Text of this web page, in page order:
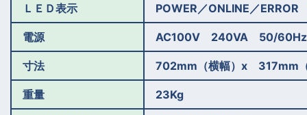
ＬＥＤ表示 POWER／ONLINE／ERROR
電源 AC100V 240VA 50/60Hz
寸法 702mm（横幅）x 317mm
重量 23Kg